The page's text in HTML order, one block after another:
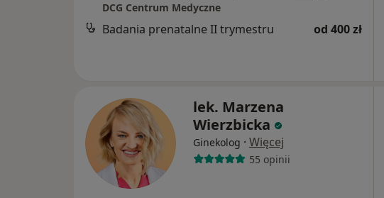
DCG Centrum Medyczne
Badania prenatalne II trymestru od 400 zł
lek. Marzena
Wierzbicka
Ginekolog · Więcej
55 opinii